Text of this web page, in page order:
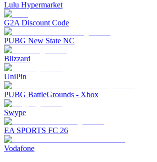
Lulu Hypermarket
G2A Discount Code
PUBG New State NC
Blizzard
UniPin
PUBG BattleGrounds - Xbox
Swype
EA SPORTS FC 26
Vodafone